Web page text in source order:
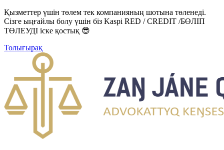
Қызметтер үшін төлем тек компанияның шотына төленеді.
Сізге ыңғайлы болу үшін біз Kaspi RED / CREDIT /БӨЛІП
ТӨЛЕУДІ іске қостық 😎
Толығырақ